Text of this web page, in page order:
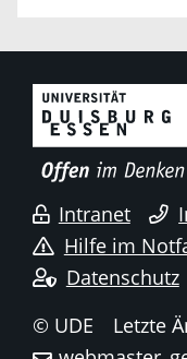
Intranet
Hilfe im
Datenschutz
© UDE
Letzte